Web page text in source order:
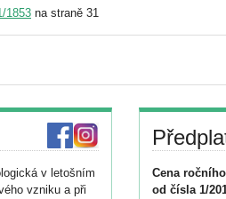
1853 na straně 31
v letošním
vzniku a při
Cena
od čísla 1/